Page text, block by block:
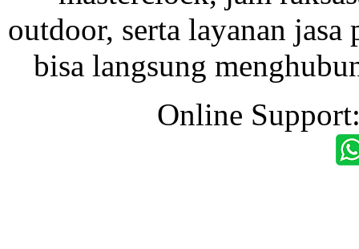
outdoor, serta layanan
bisa langsung
Online